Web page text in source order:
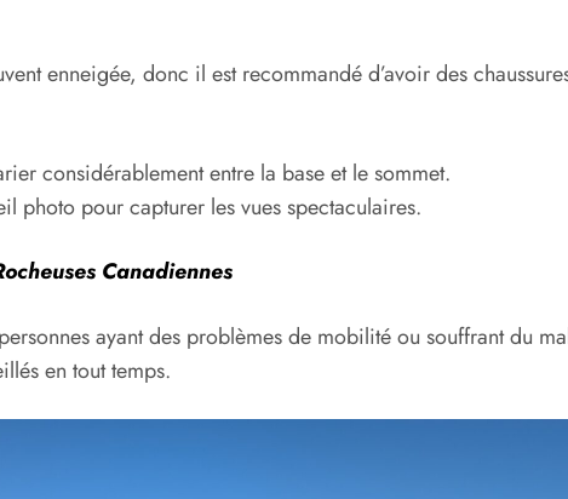
enneigée, donc il est recommandé d’avoir des
considérablement entre la base et le sommet.
photo pour capturer les vues spectaculaires.
Canadiennes
ayant des problèmes de mobilité ou souffrant du
en tout temps.